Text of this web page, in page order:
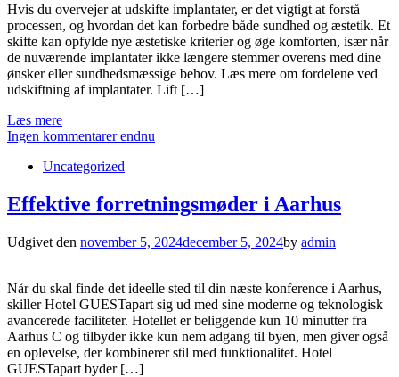
Hvis du overvejer at udskifte implantater, er det vigtigt at forstå
processen, og hvordan det kan forbedre både sundhed og æstetik. Et
skifte kan opfylde nye æstetiske kriterier og øge komforten, især når
de nuværende implantater ikke længere stemmer overens med dine
ønsker eller sundhedsmæssige behov. Læs mere om fordelene ved
udskiftning af implantater. Lift […]
Læs mere
Ingen kommentarer endnu
Uncategorized
Effektive forretningsmøder i Aarhus
Udgivet den november 5, 2024december 5, 2024by admin
Når du skal finde det ideelle sted til din næste konference i Aarhus,
skiller Hotel GUESTapart sig ud med sine moderne og teknologisk
avancerede faciliteter. Hotellet er beliggende kun 10 minutter fra
Aarhus C og tilbyder ikke kun nem adgang til byen, men giver også
en oplevelse, der kombinerer stil med funktionalitet. Hotel
GUESTapart byder […]